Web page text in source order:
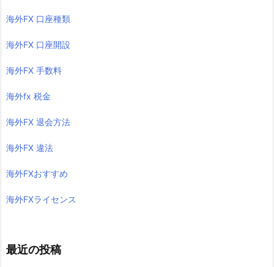
海外FX 口座種類
海外FX 口座開設
海外FX 手数料
海外fx 税金
海外FX 退会方法
海外FX 違法
海外FXおすすめ
海外FXライセンス
最近の投稿